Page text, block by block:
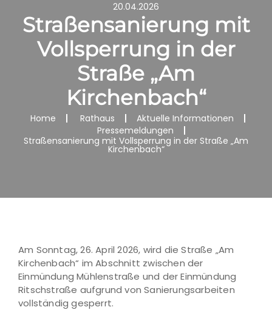
20.04.2026
Straßensanierung mit
Vollsperrung in der
Straße „Am
Kirchenbach“
Home Rathaus
Aktuelle Informationen
Pressemeldungen
Straßensanierung mit Vollsperrung in der Straße „Am
Kirchenbach“
Am Sonntag, 26. April 2026, wird die Straße „Am
Kirchenbach“ im Abschnitt zwischen der
Einmündung Mühlenstraße und der Einmündung
Ritschstraße aufgrund von Sanierungsarbeiten
vollständig gesperrt.